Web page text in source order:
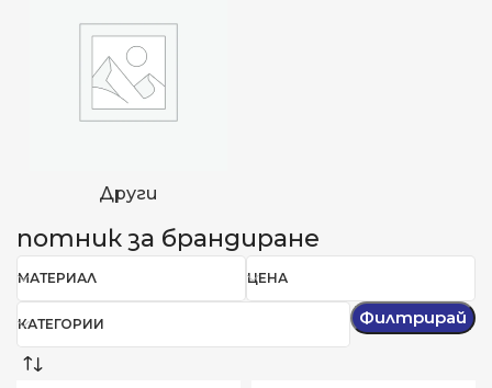
Други
потник за брандиране
МАТЕРИАЛ ЦЕНА
КАТЕГОРИИ Филтрирай